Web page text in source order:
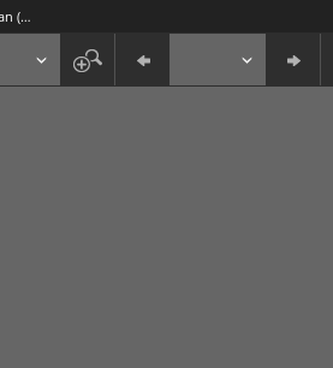
Nosek, Stefan (1909-1966)